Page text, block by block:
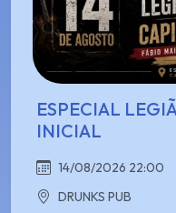
ESPECIAL
INICIAL
14/08/2026 22:00
DRUNKS PUB